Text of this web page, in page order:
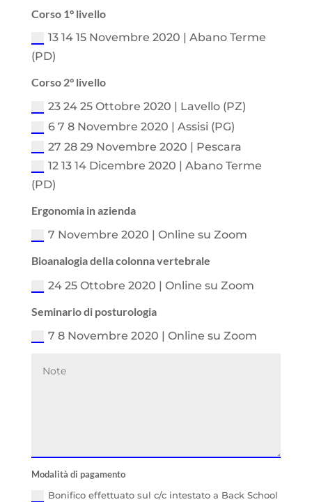
Corso 1° livello
13 14 15 Novembre 2020 | Abano Terme
(PD)
Corso 2° livello
23 24 25 Ottobre 2020 | Lavello (PZ)
6 7 8 Novembre 2020 | Assisi (PG)
27 28 29 Novembre 2020 | Pescara
12 13 14 Dicembre 2020 | Abano Terme
(PD)
Ergonomia in azienda
7 Novembre 2020 | Online su Zoom
Bioanalogia della colonna vertebrale
24 25 Ottobre 2020 | Online su Zoom
Seminario di posturologia
7 8 Novembre 2020 | Online su Zoom
Modalità di pagamento
Bonifico effettuato sul c/c intestato a Back School